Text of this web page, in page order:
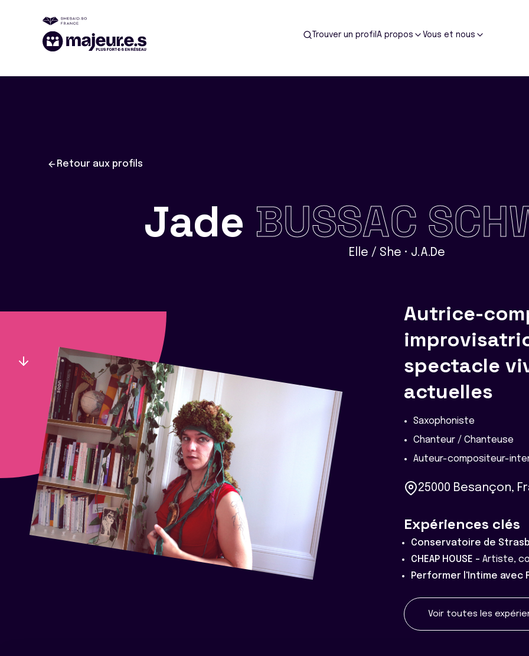
Trouver un profil A propos Vous et nous
Retour aux profils
Jade BUSSAC
Elle / She • J.A.De
Autrice-
spectacle
actuelles
Saxophoniste
Chanteur / Chanteuse
Auteur-compositeur-
25000 Besançon,
Expériences clés
Conservatoire de
CHEAP HOUSE - Artiste,
Performer l'Intime avec
Voir toutes les